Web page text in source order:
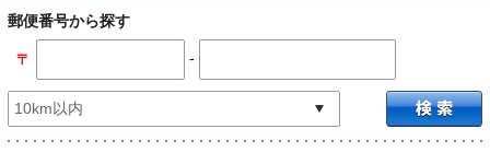
郵便番号から探す
〒 -